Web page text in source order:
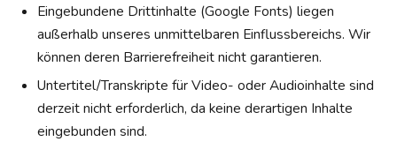
Eingebundene Drittinhalte (Google Fonts) liegen
außerhalb unseres unmittelbaren Einflussbereichs. Wir
können deren Barrierefreiheit nicht garantieren.
Untertitel/Transkripte für Video- oder Audioinhalte sind
derzeit nicht erforderlich, da keine derartigen Inhalte
eingebunden sind.